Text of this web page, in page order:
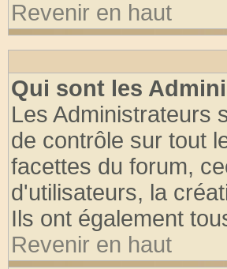
Revenir en haut
Qui sont les
Les Administrateurs
de contrôle sur tout
facettes du forum,
d'utilisateurs, la
Ils ont également
Revenir en haut